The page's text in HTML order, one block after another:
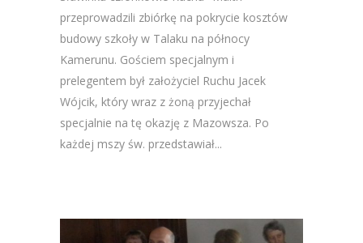
przeprowadzili zbiórkę na pokrycie kosztów
budowy szkoły w Talaku na północy
Kamerunu. Gościem specjalnym i
prelegentem był założyciel Ruchu Jacek
Wójcik, który wraz z żoną przyjechał
specjalnie na tę okazję z Mazowsza. Po
każdej mszy św. przedstawiał...